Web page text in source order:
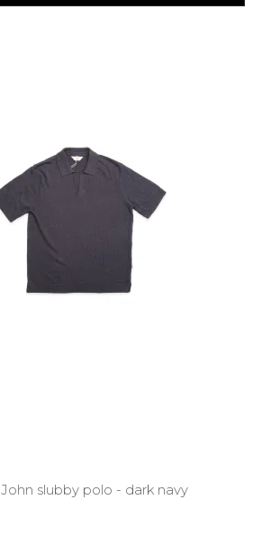
slubby polo - dark navy